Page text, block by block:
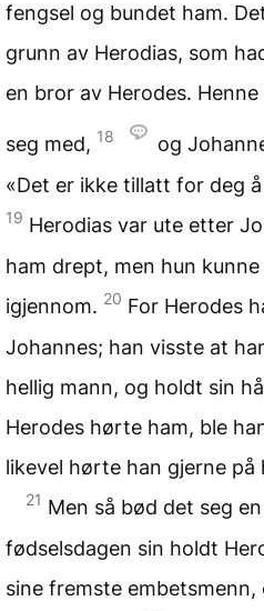
fengsel og bundet ham.
grunn av Herodias, som
en bror av Herodes.
seg med, 18
og
«Det er ikke tillatt for deg
19 Herodias var ute etter
ham drept, men hun
igjennom. 20 For Herodes
Johannes; han visste at
hellig mann, og holdt sin
Herodes hørte ham, ble
likevel hørte han gjerne på
21 Men så bød det seg
fødselsdagen sin holdt
sine fremste